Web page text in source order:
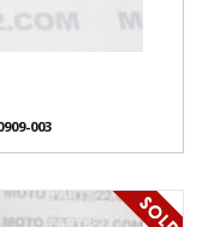
003